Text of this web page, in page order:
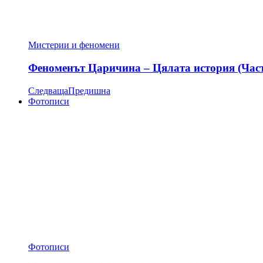
Мистерии и феномени
Феноменът Царичина – Цялата история
СледващаПредишна
Фотописи
Фотописи